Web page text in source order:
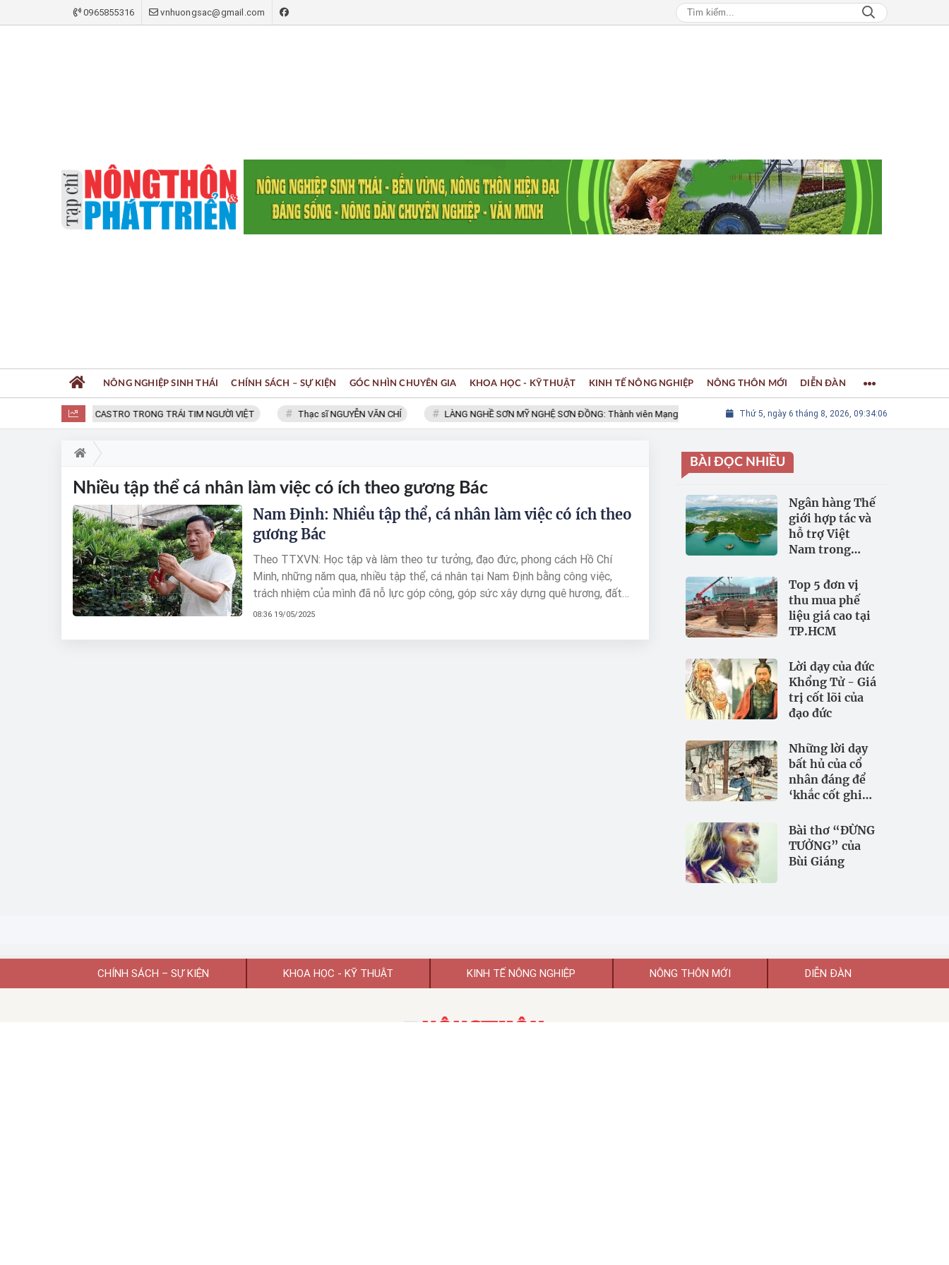
0965855316 vnhuongsac@gmail.com
FIDEL CASTRO TRONG TRÁI TIM NGƯỜI VIỆT Thạc sĩ NGUYỄN VĂN CHÍ LÀNG NGHỀ SƠN MỸ NGHỆ SƠN ĐỒNG: Thành viên Mạng lưới các Thành phố Thủ công sáng tạo Thế giới
Thứ 5, ngày 6 tháng 8, 2026, 09:34:07
NÔNG NGHIỆP SINH THÁI CHÍNH SÁCH – SỰ KIỆN GÓC NHÌN CHUYÊN GIA KHOA HỌC - KỸ THUẬT KINH TẾ NÔNG NGHIỆP NÔNG THÔN MỚI DIỄN ĐÀN
Nhiều tập thể cá nhân làm việc có ích theo gương Bác
Nam Định: Nhiều tập thể, cá nhân làm việc có ích theo
gương Bác
Theo TTXVN: Học tập và làm theo tư tưởng, đạo đức, phong cách Hồ Chí
Minh, những năm qua, nhiều tập thể, cá nhân tại Nam Định bằng công việc,
trách nhiệm của mình đã nỗ lực góp công, góp sức xây dựng quê hương, đất
nước ngày càng giàu đẹp văn minh...
08:36 19/05/2025
BÀI ĐỌC NHIỀU
Ngân hàng Thế
giới hợp tác và
hỗ trợ Việt
Nam trong
ninh nguồn
nước
Top 5 đơn vị
thu mua phế
liệu giá cao tại
TP.HCM
Lời dạy của đức
Khổng Tử - Giá
trị cốt lõi của
đạo đức
Những lời dạy
bất hủ của cổ
nhân đáng để
‘khắc cốt ghi
Bài thơ “ĐỪNG
TƯỞNG” của
Bùi Giáng
CHÍNH SÁCH – SỰ KIỆN KHOA HỌC - KỸ THUẬT KINH TẾ NÔNG NGHIỆP NÔNG THÔN MỚI DIỄN ĐÀN